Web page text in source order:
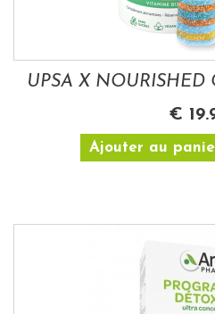
€
Ajouter au